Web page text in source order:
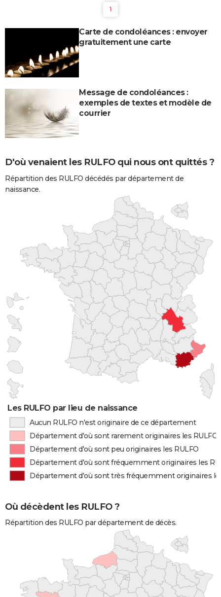
1
Carte de condoléances : envoyer
gratuitement une carte
Message de condoléances :
exemples de textes et modèle de
courrier
D'où venaient les RULFO qui nous ont quittés ?
Répartition des RULFO décédés par département de
naissance.
Les RULFO par lieu de naissance
Aucun RULFO n'est originaire de ce département
Département d'où sont rarement originaires les RULFO
Département d'où sont peu originaires les RULFO
Département d'où sont fréquemment originaires les
Département d'où sont très fréquemment originaires
Où décèdent les RULFO ?
Répartition des RULFO par département de décès.